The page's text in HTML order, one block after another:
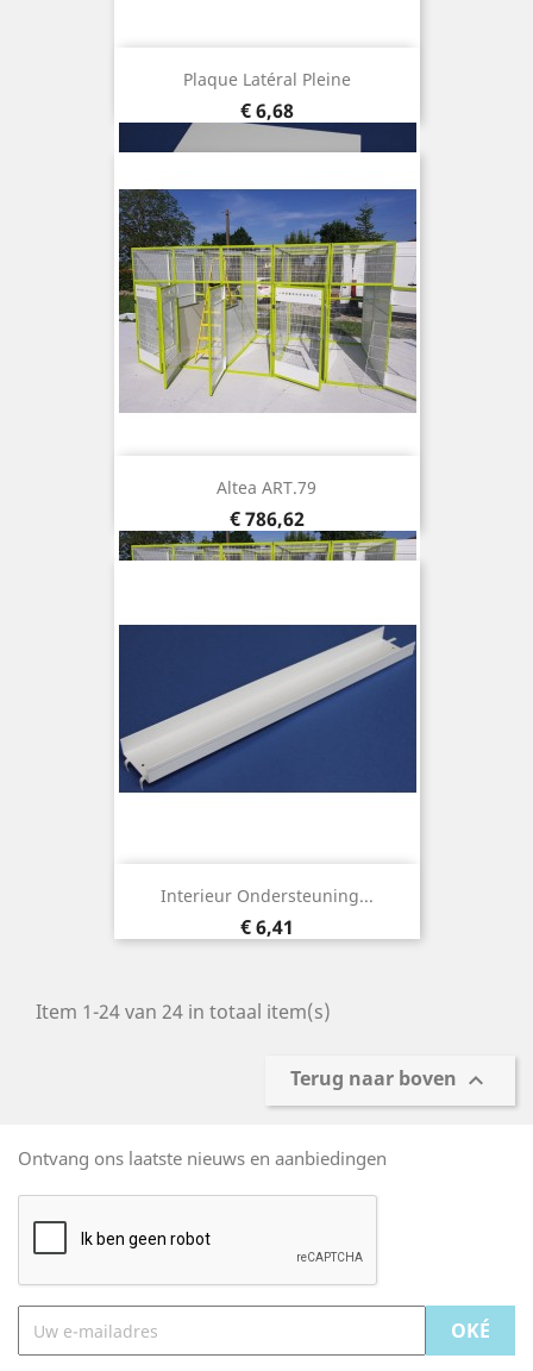
Plaque Latéral Pleine
Prijs
€ 6,68
Altea ART.79
Prijs
€ 786,62
Interieur Ondersteuning...
Prijs
€ 6,41
Item 1-24 van 24 in totaal item(s)
Terug naar boven 
Ontvang ons laatste nieuws en aanbiedingen